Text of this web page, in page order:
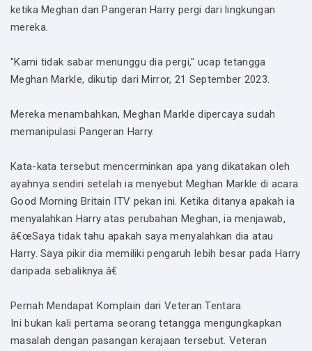
ketika Meghan dan Pangeran Harry pergi dari lingkungan
mereka.
"Kami tidak sabar menunggu dia pergi," ucap tetangga
Meghan Markle, dikutip dari Mirror, 21 September 2023.
Mereka menambahkan, Meghan Markle dipercaya sudah
memanipulasi Pangeran Harry.
Kata-kata tersebut mencerminkan apa yang dikatakan oleh
ayahnya sendiri setelah ia menyebut Meghan Markle di acara
Good Morning Britain ITV pekan ini. Ketika ditanya apakah ia
menyalahkan Harry atas perubahan Meghan, ia menjawab,
â€œSaya tidak tahu apakah saya menyalahkan dia atau
Harry. Saya pikir dia memiliki pengaruh lebih besar pada Harry
daripada sebaliknya.â€
Pernah Mendapat Komplain dari Veteran Tentara
Ini bukan kali pertama seorang tetangga mengungkapkan
masalah dengan pasangan kerajaan tersebut. Veteran